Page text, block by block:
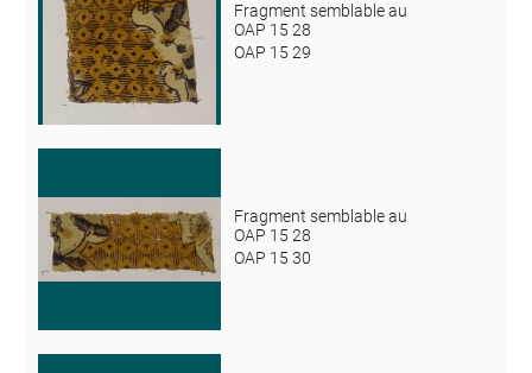
Fragment semblable au
OAP 15 28
OAP 15 29
Fragment semblable au
OAP 15 28
OAP 15 30